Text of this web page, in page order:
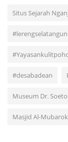
Situs Sejarah
#desabadean
Museum Dr.
Masjid Al-